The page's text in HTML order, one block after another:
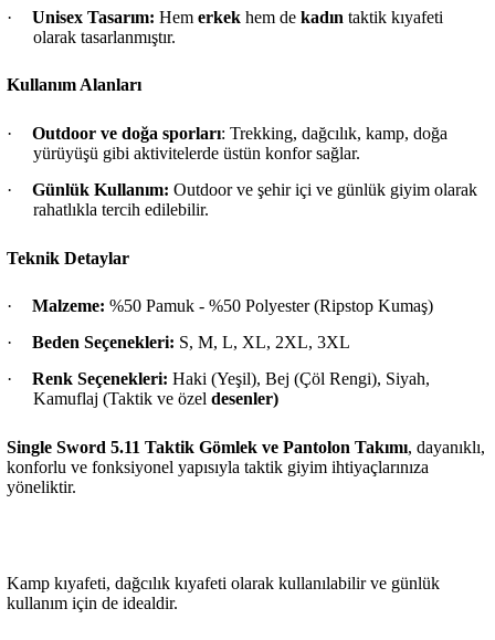
·
Unisex Tasarım: Hem erkek hem de kadın taktik kıyafeti
olarak tasarlanmıştır.
Kullanım Alanları
· Outdoor ve doğa sporları: Trekking, dağcılık, kamp, doğa
yürüyüşü gibi aktivitelerde üstün konfor sağlar.
·
Günlük Kullanım: Outdoor ve şehir içi ve günlük giyim olarak
rahatlıkla tercih edilebilir.
Teknik Detaylar
· Malzeme: %50 Pamuk - %50 Polyester (Ripstop Kumaş)
·
Beden Seçenekleri: S, M, L, XL, 2XL, 3XL
·
Renk Seçenekleri: Haki (Yeşil), Bej (Çöl Rengi), Siyah,
Kamuflaj (Taktik ve özel desenler)
Single Sword 5.11 Taktik Gömlek ve Pantolon Takımı, dayanıklı,
konforlu ve fonksiyonel yapısıyla taktik giyim ihtiyaçlarınıza
yöneliktir.
Kamp kıyafeti, dağcılık kıyafeti olarak kullanılabilir ve günlük
kullanım için de idealdir.